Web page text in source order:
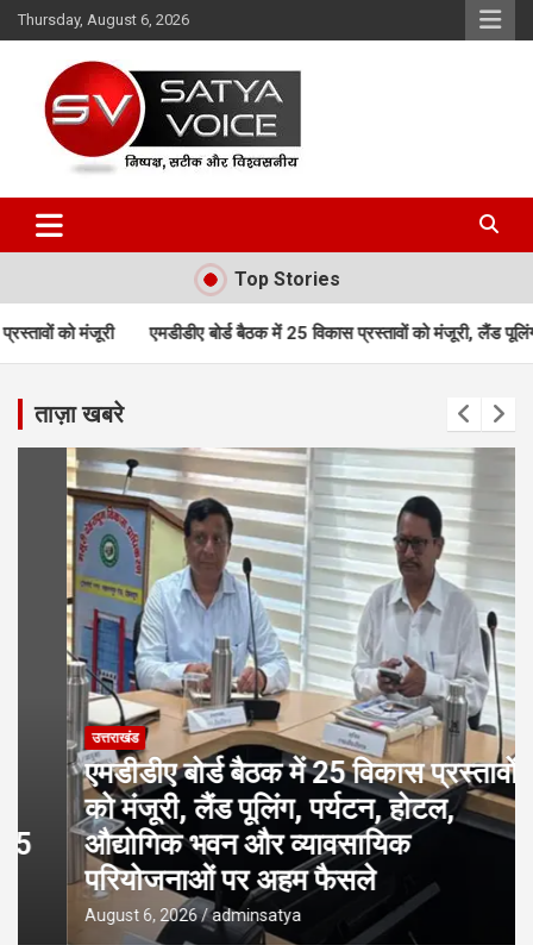
Skip
to
Thursday, August 6, 2026
Satya Voice
Top Stories
एमडीडीए बोर्ड बैठक में 25 विकास प्रस्तावों को मंजूरी, लैंड पूलिंग, पर्यटन, होटल,
ताज़ा खबरे
उत्तराखंड
एमडीडीए बोर्ड बैठक में 25 विकास प्रस्तावों
को मंजूरी, लैंड पूलिंग, पर्यटन, होटल,
औद्योगिक भवन और व्यावसायिक
परियोजनाओं पर अहम फैसले
August 6, 2026 adminsatya